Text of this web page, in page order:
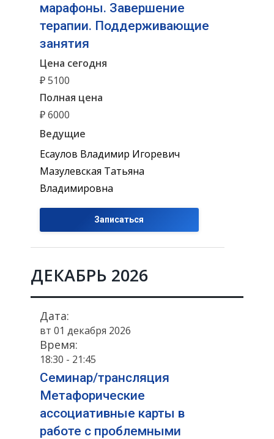
марафоны. Завершение
терапии. Поддерживающие
занятия
Цена сегодня
₽ 5100
Полная цена
₽ 6000
Ведущие
Есаулов Владимир Игоревич
Мазулевская Татьяна
Владимировна
Записаться
ДЕКАБРЬ 2026
Дата:
вт 01 декабря 2026
Время:
18:30 - 21:45
Семинар/трансляция
Метафорические
ассоциативные карты в
работе с проблемными